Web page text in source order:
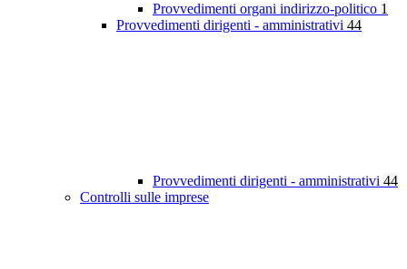
Provvedimenti organi indirizzo-politico 1
Provvedimenti dirigenti - amministrativi 44
Provvedimenti dirigenti - amministrativi 44
Controlli sulle imprese